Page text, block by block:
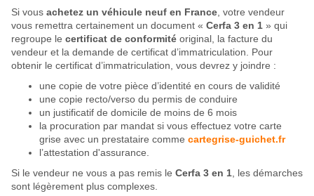
Si vous achetez un véhicule neuf en France, votre vendeur
vous remettra certainement un document « Cerfa 3 en 1 » qui
regroupe le certificat de conformité original, la facture du
vendeur et la demande de certificat d’immatriculation. Pour
obtenir le certificat d’immatriculation, vous devrez y joindre :
une copie de votre pièce d’identité en cours de validité
une copie recto/verso du permis de conduire
un justificatif de domicile de moins de 6 mois
la procuration par mandat si vous effectuez votre carte
grise avec un prestataire comme cartegrise-guichet.fr
l’attestation d'assurance.
Si le vendeur ne vous a pas remis le Cerfa 3 en 1, les démarches
sont légèrement plus complexes.